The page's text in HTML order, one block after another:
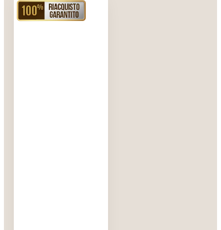
RIACQUISTO GARANTITO